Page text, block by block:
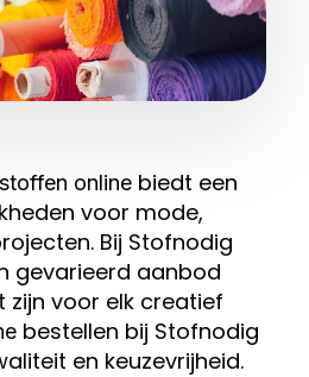
stoffen online biedt een
voor mode,
Bij Stofnodig
gevarieerd aanbod
voor elk creatief
bestellen bij Stofnodig
en keuzevrijheid.